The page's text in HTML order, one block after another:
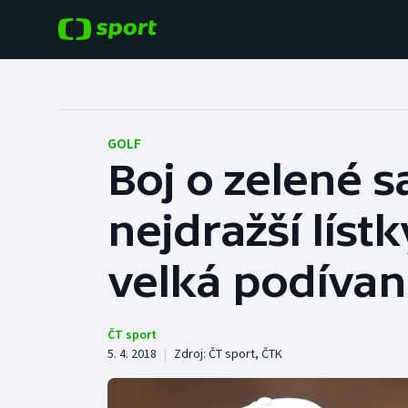
Hokej
Tenis
Baseball a softbal
Basketbal
Biatlon
GOLF
Boj o zelené
nejdražší
velká
ČT sport
5. 4. 2018 | Zdroj: ČT sport, ČTK